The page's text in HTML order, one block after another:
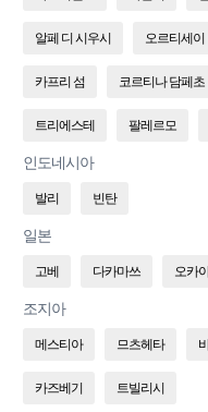
알페 디 시우시 오르티세이
카프리 섬 코르티나 담페초
트리에스테 팔레르모
인도네시아
발리 빈탄
일본
고베 다카마쓰 오카
조지아
메스티아 므츠헤타
카즈베기 트빌리시